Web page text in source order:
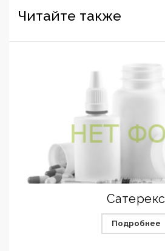
Читайте также
Сатерекс
Подробнее